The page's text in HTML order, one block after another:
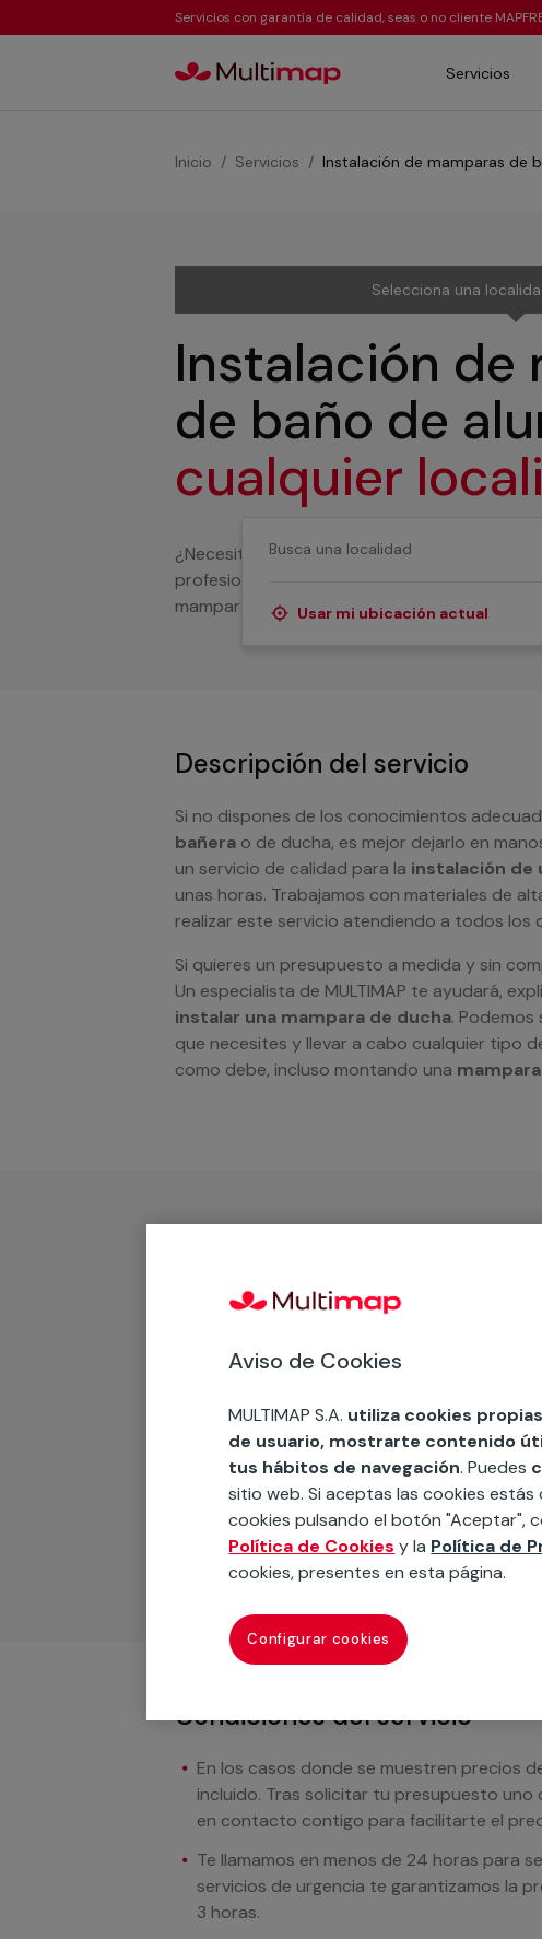
Servicios con garantía de calidad, seas o no cliente
Servicios
Inicio Servicios Instalación de mamparas de
Selecciona una
Instalación de
de baño de
cualquier
Usar mi ubicación actual
¿Necesitas ayuda para instalar una
profesionales que te proporcionamos
mamparas para baños.
Descripción del servicio
Si no dispones de los conocimientos
bañera o de ducha, es mejor dejarlo en
un servicio de calidad para la instalación de
unas horas. Trabajamos con materiales de
realizar este servicio atendiendo a todos los
Si quieres un presupuesto a medida y sin
Un especialista de MULTIMAP te ayudará,
instalar una mampara de ducha.
que necesites y llevar a cabo cualquier tipo
como debe, incluso montando una
Desplazamiento
Recuerda que en MULTIMAP
Podemos ofrecer cualquier servicio a
materiales, equipamientos,
cuando te llamemos.
Condiciones del servicio
En los casos donde se muestren precios
incluido. Tras solicitar tu presupuesto
en contacto contigo para facilitarte el
Te llamamos en menos de 24 horas para
servicios de urgencia te garantizamos la
3 horas.
Aviso de Cookies
MULTIMAP S.A. utiliza cookies
de usuario, mostrarte contenido
tus hábitos de navegación. Puedes
sitio web. Si aceptas las cookies
cookies pulsando el botón "Aceptar",
Política de Cookies y la Política de
cookies, presentes en esta página.
Configurar cookies